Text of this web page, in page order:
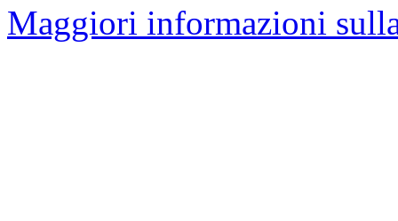
Maggiori informazioni